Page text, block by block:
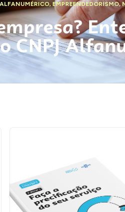
, EMPREENDEDORISMO,
CNPJ